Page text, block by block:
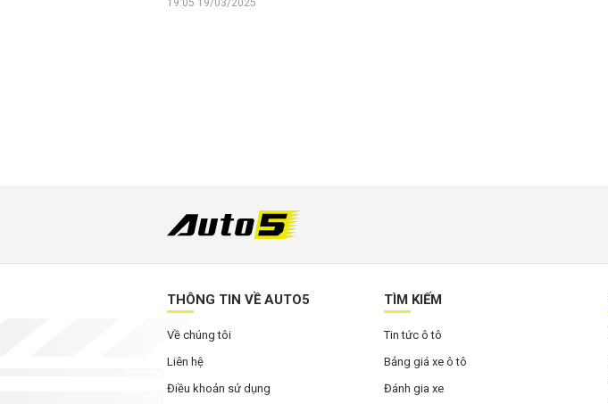
19:05 19/03/2025
THÔNG TIN VỀ AUTO5
Về chúng tôi
Liên hệ
Điều khoản sử dụng
TÌM KIẾM
Tin tức ô tô
Bảng giá xe ô tô
Đánh gia xe